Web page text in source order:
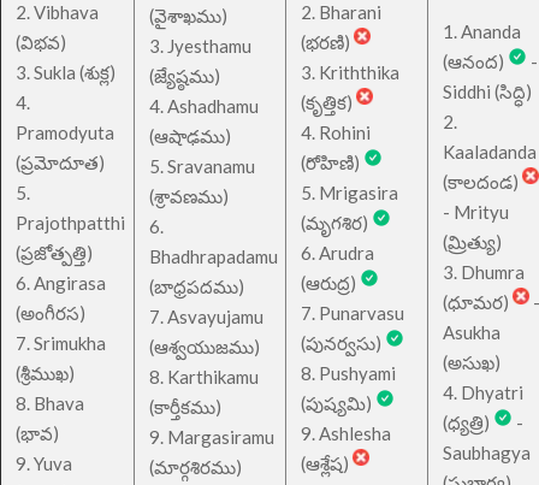
2. Vibhava
(విభవ)
3. Sukla (శుక్ల)
4.
Pramodyuta
(ప్రమోదూత)
5.
Prajothpatthi
(ప్రజోత్పత్తి)
6. Angirasa
(అంగీరస)
7. Srimukha
(శ్రీముఖ)
8. Bhava
(భావ)
9. Yuva
(వైశాఖము)
3. Jyesthamu
(జ్యేష్ఠము)
4. Ashadhamu
(ఆషాఢము)
5. Sravanamu
(శ్రావణము)
6.
Bhadhrapadamu
(బాధ్రపదము)
7. Asvayujamu
(ఆశ్వయుజము)
8. Karthikamu
(కార్తీకము)
9. Margasiramu
(మార్గశిరము)
2. Bharani
(భరణి)
3. Kriththika
(కృత్తిక)
4. Rohini
(రోహిణి)
5. Mrigasira
(మృగశిర)
6. Arudra
(ఆరుద్ర)
7. Punarvasu
(పునర్వసు)
8. Pushyami
(పుష్యమి)
9. Ashlesha
(ఆశ్లేష)
1. Ananda
(ఆనంద)
-
Siddhi (సిద్ధి)
2.
Kaaladanda
(కాలదండ)
- Mrityu
(మ్రిత్యు)
3. Dhumra
(ధూమర)
-
Asukha
(అసుఖ)
4. Dhyatri
(ధ్యత్రి)
-
Saubhagya